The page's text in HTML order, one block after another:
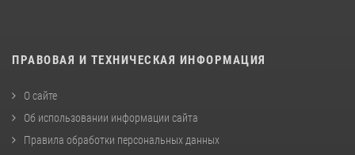
ПРАВОВАЯ И ТЕХНИЧЕСКАЯ ИНФОРМАЦИЯ
О сайте
Об использовании информации сайта
Правила обработки персональных данных